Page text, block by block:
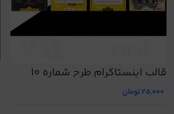
قالب اینستاگرام طرح شماره 10
25,000تومان